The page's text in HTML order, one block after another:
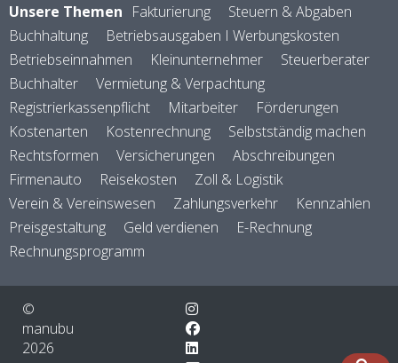
Unsere Themen Fakturierung
Steuern & Abgaben
Buchhaltung
Betriebsausgaben I Werbungskosten
Betriebseinnahmen
Kleinunternehmer
Steuerberater
Buchhalter
Vermietung & Verpachtung
Registrierkassenpflicht
Mitarbeiter
Förderungen
Kostenarten
Kostenrechnung
Selbstständig machen
Rechtsformen
Versicherungen
Abschreibungen
Firmenauto
Reisekosten
Zoll & Logistik
Verein & Vereinswesen
Zahlungsverkehr
Kennzahlen
Preisgestaltung
Geld verdienen
E-Rechnung
Rechnungsprogramm
©
manubu
2026